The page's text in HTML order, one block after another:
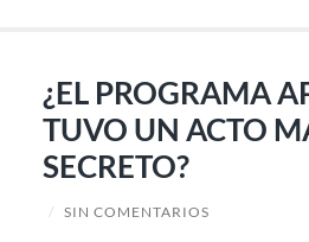
¿EL PROGRAMA
TUVO UN ACTO
SECRETO?
/ SIN COMENTARIOS